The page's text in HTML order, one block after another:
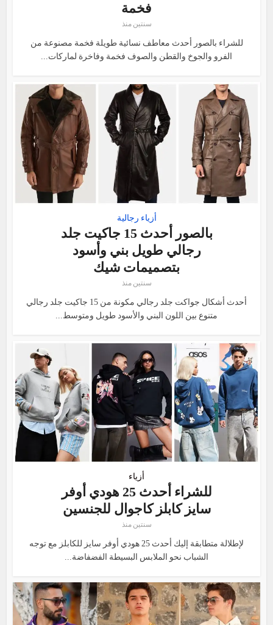
فخمة
سنتين منذ
للشراء بالصور أحدث معاطف نسائية طويلة فخمة مصنوعة من
الفرو والجوخ والقطن والصوف فخمة وفاخرة لماركات...
أزياء رجالية
بالصور أحدث 15 جاكيت جلد
رجالي طويل بني وأسود
بتصميمات شيك
سنتين منذ
أحدث أشكال جواكت جلد رجالي مكونة من 15 جاكيت جلد رجالي
متنوع بين اللون البني والأسود طويل ومتوسط...
أزياء
للشراء أحدث 25 هودي أوفر
سايز كابلز كاجوال للجنسين
سنتين منذ
لإطلالة متطابقة إليك أحدث 25 هودي أوفر سايز للكابلز مع توجه
الشباب نحو الملابس البسيطة الفضفاضة...